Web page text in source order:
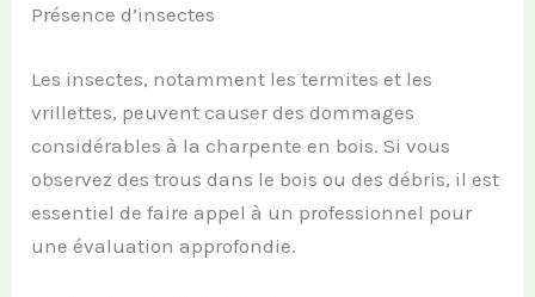
Présence d’insectes
Les insectes, notamment les termites et les
vrillettes, peuvent causer des dommages
considérables à la charpente en bois. Si vous
observez des trous dans le bois ou des débris, il est
essentiel de faire appel à un professionnel pour
une évaluation approfondie.